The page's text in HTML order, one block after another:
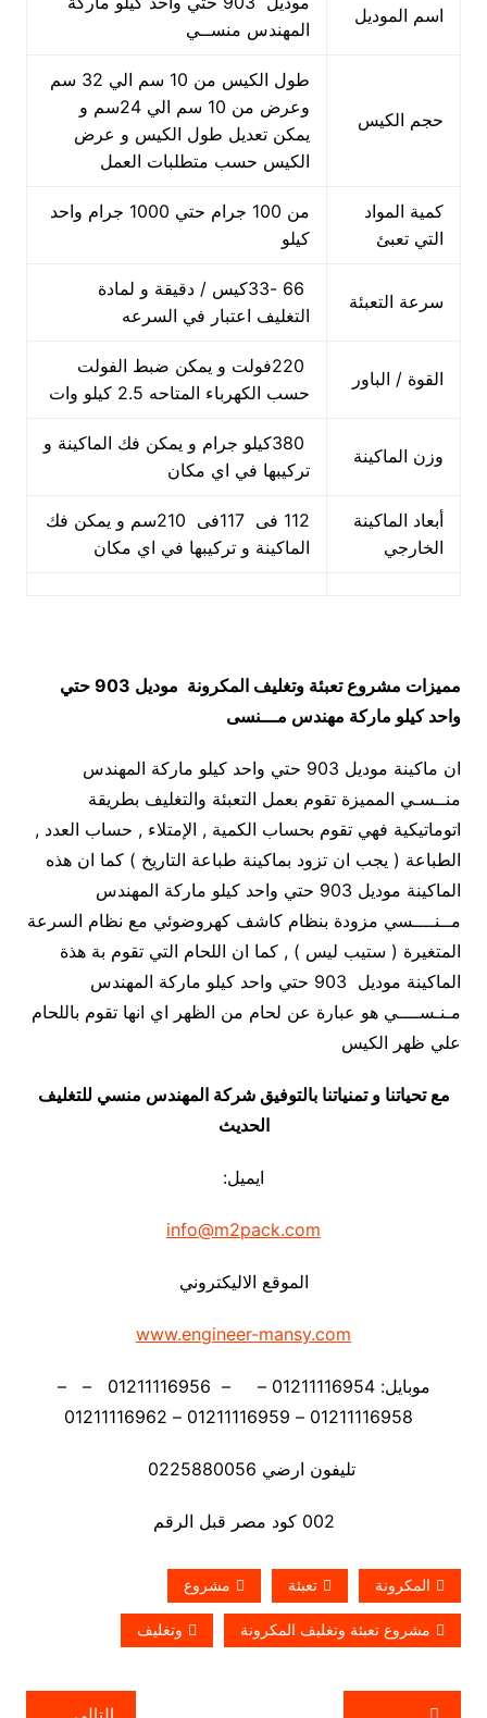
اسم الموديل
المهندس منســي
حجم الكيس
طول الكيس من 10 سم الي 32 سم
وعرض من 10 سم الي 24سم و
يمكن تعديل طول الكيس و عرض
الكيس حسب متطلبات العمل
كمية المواد
التي تعبئ
من 100 جرام حتي 1000 جرام واحد
كيلو
سرعة التعبئة
66 -33كيس / دقيقة و لمادة
التغليف اعتبار في السرعه
القوة / الباور
220فولت و يمكن ضبط الفولت
حسب الكهرباء المتاحه 2.5 كيلو وات
وزن الماكينة
380كيلو جرام و يمكن فك الماكينة و
تركيبها في اي مكان
أبعاد الماكينة
الخارجي
112 فى 117فى 210سم و يمكن فك
الماكينة و تركيبها في اي مكان
مميزات مشروع تعبئة وتغليف المكرونة
موديل 903 حتي
واحد كيلو ماركة مهندس مـــنسى
ان ماكينة موديل 903 حتي واحد كيلو ماركة المهندس
منــسـي المميزة تقوم بعمل التعبئة والتغليف بطريقة
اتوماتيكية فهي تقوم بحساب الكمية , الإمتلاء , حساب العدد ,
الطباعة ( يجب ان تزود بماكينة طباعة التاريخ ) كما ان هذه
الماكينة موديل 903 حتي واحد كيلو ماركة المهندس
مــنــــسي مزودة بنظام كاشف كهروضوئي مع نظام السرعة
المتغيرة ( ستيب ليس ) , كما ان اللحام التي تقوم بة هذة
الماكينة موديل 903 حتي واحد كيلو ماركة المهندس
مـنـســــي هو عبارة عن لحام من الظهر اي انها تقوم باللحام
علي ظهر الكيس
مع تحياتنا و تمنياتنا بالتوفيق شركة المهندس منسي للتغليف
الحديث
ايميل:
info@m2pack.com
الموقع الاليكتروني
www.engineer-mansy.com
موبايل: 01211116954 – – 01211116956 – –
تليفون ارضي 0225880056
002 كود مصر قبل الرقم
المكرونة تعبئة مشروع
مشروع تعبئة وتغليف المكرونة وتغليف
تصفّح التالي